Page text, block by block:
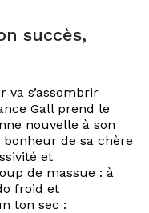
succès,
va s’assombrir
Gall prend le
nouvelle à son
de sa chère
et
de massue : à
froid et
ton sec :